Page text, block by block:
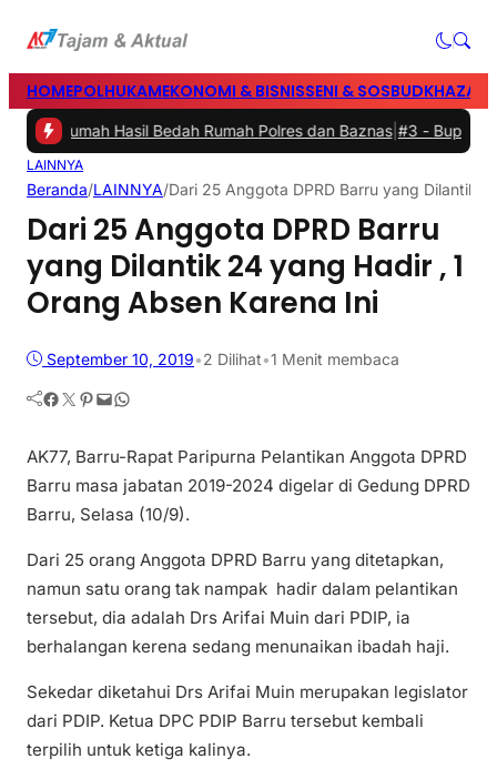
HOMEPOLHUKAMEKONOMI & BISNISSENI & SOSBUD
Rumah Hasil Bedah Rumah Polres dan Baznas|#3 -Bupati Barru
LAINNYA
Beranda/LAINNYA/Dari 25 Anggota DPRD Barru yang Dilantik
Dari 25 Anggota DPRD Barru
yang Dilantik 24 yang Hadir , 1
Orang Absen Karena Ini
September 10, 2019•2 Dilihat•1 Menit membaca
Facebook Twitter Pinterest Mail WhatsApp
AK77, Barru-Rapat Paripurna Pelantikan Anggota DPRD
Barru masa jabatan 2019-2024 digelar di Gedung DPRD
Barru, Selasa (10/9).
Dari 25 orang Anggota DPRD Barru yang ditetapkan,
namun satu orang tak nampak hadir dalam pelantikan
tersebut, dia adalah Drs Arifai Muin dari PDIP, ia
berhalangan kerena sedang menunaikan ibadah haji.
Sekedar diketahui Drs Arifai Muin merupakan legislator
dari PDIP. Ketua DPC PDIP Barru tersebut kembali
terpilih untuk ketiga kalinya.